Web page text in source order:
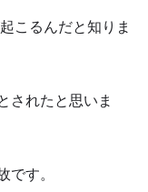
こるんだと知りま
されたと思いま
す。